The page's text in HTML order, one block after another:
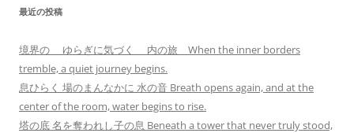
最近の投稿
境界の ゆらぎに気づく 内の旅 When the inner borders
tremble, a quiet journey begins.
息ひらく 場のまんなかに 水の音 Breath opens again, and at the
center of the room, water begins to rise.
塔の底 名を奪われし子の息 Beneath a tower that never truly stood,